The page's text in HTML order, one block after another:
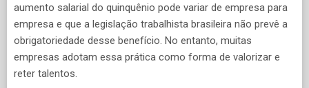
aumento salarial do quinquênio pode variar de empresa para
empresa e que a legislação trabalhista brasileira não prevê a
obrigatoriedade desse benefício. No entanto, muitas
empresas adotam essa prática como forma de valorizar e
reter talentos.